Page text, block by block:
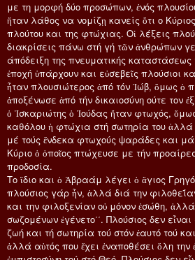
με τη μορφή δύο προσώπων, ἐνός
ἤταν λάθος να νομίζῃ κανείς ὅτι ο
πλούτου και της φτώχιας. Οἱ λέξεις
διακρίσεις πάνω στή γή τῶν ἀνθρώπων
άπόδειξη της πνευματικής
ἐποχή ὑπάρχουν και εὐσεβεῖς πλούσιοι
ἦταν πλουσιώτερος ἀπό τόν Ἰώβ, ὅμως ὁ
ἀποξένωσε ἀπό τήν δικαιοσύνη ούτε τον
ὁ Ἰσκαριώτης ὁ Ἰούδας ἤταν φτωχός,
καθόλου ἡ φτώχια στή σωτηρία του
μέ τούς ἕνδεκα φτωχούς ψαράδες και
Κύριο ὁ ὁποῖος πτώχευσε με τήν
προδοσία.
Το ἴδιο και ὁ Ἀβραάμ λέγει ὁ ἅγιος
πλούσιος γάρ ἦν, ἀλλά διά την
και την φιλοξενίαν οὐ μόνον ἐσώθη,
σωζομένων ἐγένετο΄΄. Πλούσιος δεν
ζωή και τή σωτηρία τού στόν ἐαυτό τού
ἀλλά αὐτός που ἔχει ἐναποθέσει ὅλη την